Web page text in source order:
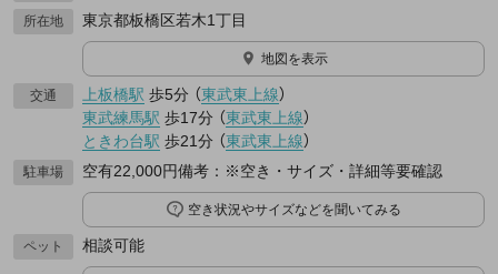
所在地 東京都板橋区若木1丁目
地図を表示
交通 上板橋駅 歩5分 （東武東上線）
東武練馬駅 歩17分 （東武東上線）
ときわ台駅 歩21分 （東武東上線）
駐車場 空有22,000円備考：※空き・サイズ・詳細等要確認
空き状況やサイズなどを聞いてみる
ペット 相談可能